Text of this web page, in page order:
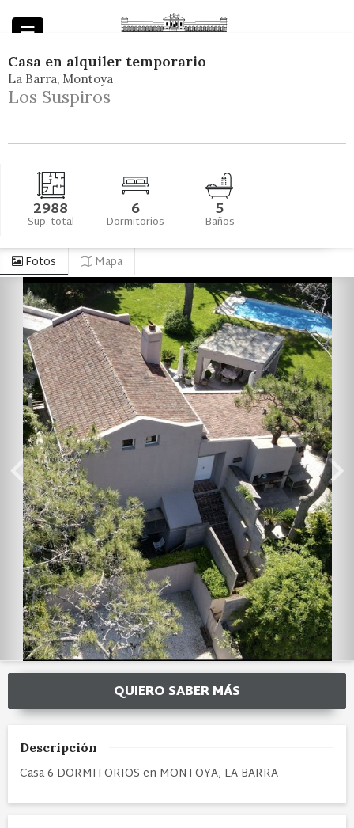
Casa en alquiler temporario
La Barra Montoya
Los Suspiros
2988
Sup. total 6
Dormitorios 5
Baños
Fotos Mapa
QUIERO SABER MÁS
Descripción
Casa 6 DORMITORIOS en MONTOYA, LA BARRA